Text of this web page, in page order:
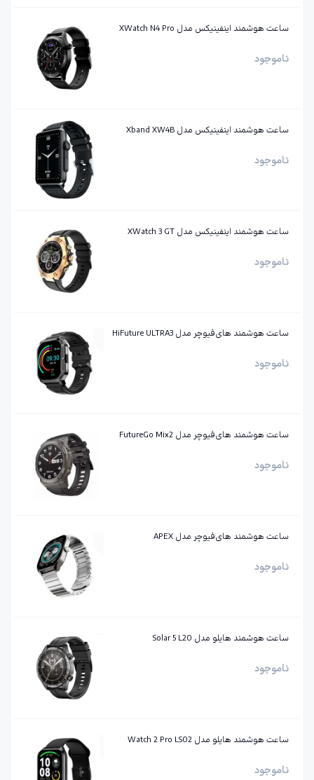
ساعت هوشمند اینفینیکس مدل XWatch N4 Pro
ناموجود
ساعت هوشمند اینفینیکس مدل Xband XW4B
ناموجود
ساعت هوشمند اینفینیکس مدل XWatch 3 GT
ناموجود
ساعت هوشمند های‌فیوچر مدل HiFuture ULTRA3
ناموجود
ساعت هوشمند های‌فیوچر مدل FutureGo Mix2
ناموجود
ساعت هوشمند های‌فیوچر مدل APEX
ناموجود
ساعت هوشمند هایلو مدل Solar 5 L20
ناموجود
ساعت هوشمند هایلو مدل Watch 2 Pro LS02
ناموجود